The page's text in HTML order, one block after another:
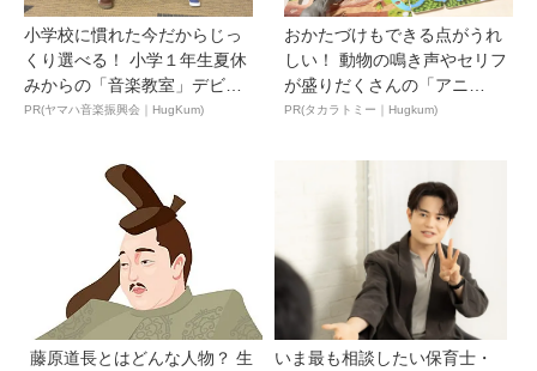
小学校に慣れた今だからじっ
くり選べる！ 小学１年生夏休
みからの「音楽教室」デビ
ュ...
PR(ヤマハ音楽振興会｜HugKum)
おかたづけもできる点がうれ
しい！ 動物の鳴き声やセリフ
が盛りだくさんの「アニ
ア ...
PR(タカラトミー｜Hugkum)
藤原道長とはどんな人物？ 生
いま最も相談したい保育士・